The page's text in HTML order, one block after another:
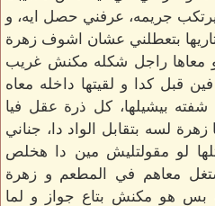
جريمه، عرفني حصل ايه، و
بتعطلني عشان اشوف زهرة
و معاها راجل شكله مكنش غريب
قبل كدا و لقيتها داخله معاه
بيشيلها، كل ذرة عقل فيا
لسه بتقابل الواد دا، جناني
لو مقولتليش مين دا هخلص
معاهم في المطعم و زهرة
بس هو مكنش بتاع جواز و لما